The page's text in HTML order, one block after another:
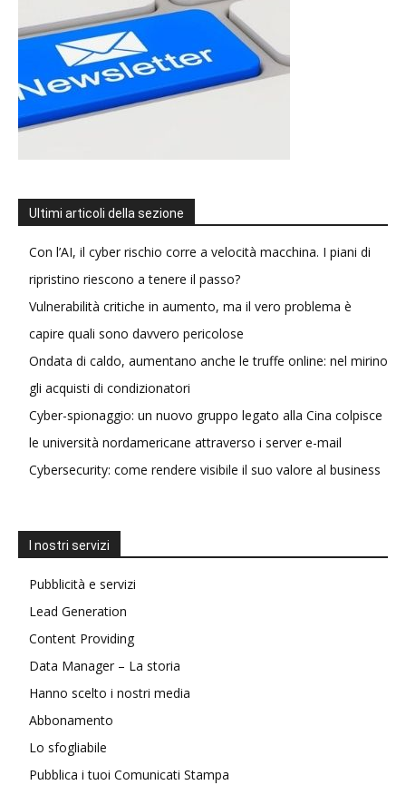
Ultimi articoli della sezione
Con l’AI, il cyber rischio corre a velocità macchina. I piani di
ripristino riescono a tenere il passo?
Vulnerabilità critiche in aumento, ma il vero problema è
capire quali sono davvero pericolose
Ondata di caldo, aumentano anche le truffe online: nel mirino
gli acquisti di condizionatori
Cyber-spionaggio: un nuovo gruppo legato alla Cina colpisce
le università nordamericane attraverso i server e-mail
Cybersecurity: come rendere visibile il suo valore al business
I nostri servizi
Pubblicità e servizi
Lead Generation
Content Providing
Data Manager – La storia
Hanno scelto i nostri media
Abbonamento
Lo sfogliabile
Pubblica i tuoi Comunicati Stampa